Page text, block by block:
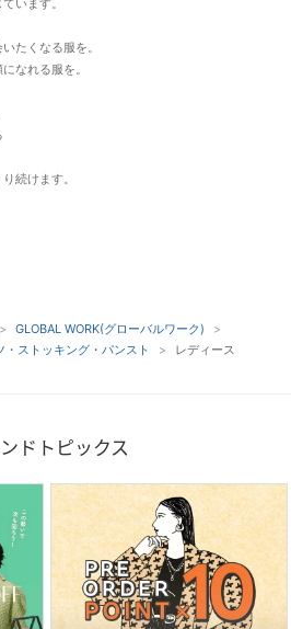
います。
たくなる服を。
なれる服を。
続けます。
GLOBAL WORK(グローバルワーク)
・ストッキング・パンスト レディース
ドトピックス